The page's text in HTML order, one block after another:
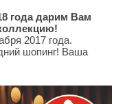
года дарим Вам
2017 года.
шопинг! Ваша